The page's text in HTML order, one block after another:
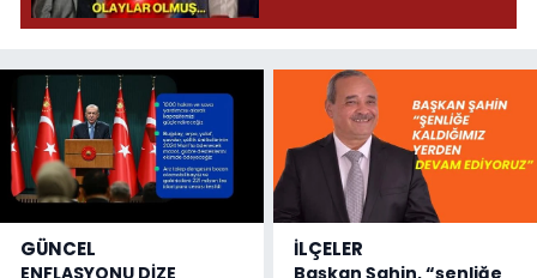
olmuş...
GÜNCEL
ENFLASYONU DİZE
İLÇELER
Başkan Şahin, “şenliğe